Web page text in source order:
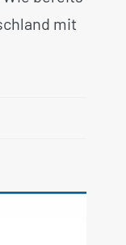
mit